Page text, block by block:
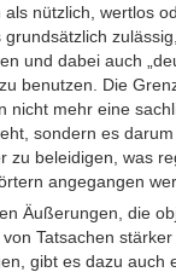
nützlich, wertlos
und dabei auch
benutzen. Die
nicht mehr eine
sondern es
zu beleidigen, was
angegangen
Äußerungen, die
Tatsachen
gibt es dazu auch